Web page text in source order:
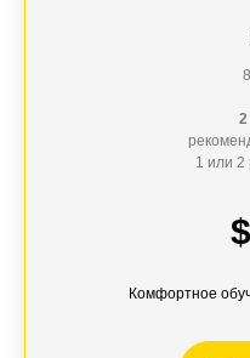
1 или 2
Комфортное